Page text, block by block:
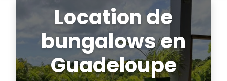
Location de
bungalows en
Guadeloupe